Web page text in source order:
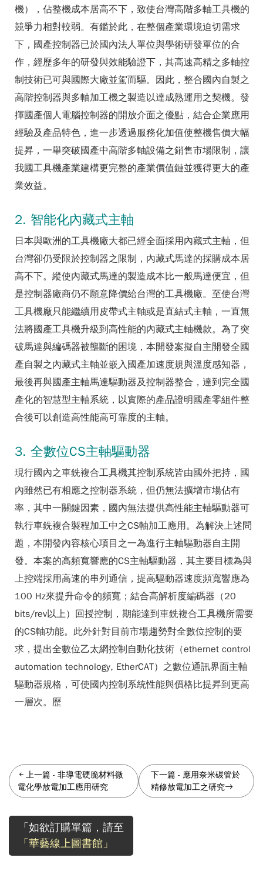
機），佔整機成本居高不下，致使台灣高階多軸工具機的
競爭力相對較弱。有鑑於此，在整個產業環境迫切需求
下，國產控制器已於國內法人單位與學術研發單位的合
作，經歷多年的研發與效能驗證下，其高速高精之多軸控
制技術已可與國際大廠並駕而驅。因此，整合國內自製之
高階控制器與多軸加工機之製造以達成熟運用之契機。發
揮國產個人電腦控制器的開放介面之優點，結合企業應用
經驗及產品特色，進一步透過服務化加值使整機售價大幅
提昇，一舉突破國產中高階多軸設備之銷售市場限制，讓
我國工具機產業建構更完整的產業價值鏈並獲得更大的產
業效益。
2. 智能化內藏式主軸
日本與歐洲的工具機廠大都已經全面採用內藏式主軸，但
台灣卻仍受限於控制器之限制，內藏式馬達的採購成本居
高不下。縱使內藏式馬達的製造成本比一般馬達便宜，但
是控制器廠商仍不願意降價給台灣的工具機廠。至使台灣
工具機廠只能繼續用皮帶式主軸或是直結式主軸，一直無
法將國產工具機升級到高性能的內藏式主軸機款。為了突
破馬達與編碼器被壟斷的困境，本開發案擬自主開發全國
產自製之內藏式主軸並嵌入國產加速度規與溫度感知器，
最後再與國產主軸馬達驅動器及控制器整合，達到完全國
產化的智慧型主軸系統，以實際的產品證明國產零組件整
合後可以創造高性能高可靠度的主軸。
3. 全數位CS主軸驅動器
現行國內之車銑複合工具機其控制系統皆由國外把持，國
內雖然已有相應之控制器系統，但仍無法擴增市場佔有
率，其中一關鍵因素，國內無法提供高性能主軸驅動器可
執行車銑複合製程加工中之CS軸加工應用。為解決上述問
題，本開發內容核心項目之一為進行主軸驅動器自主開
發。本案的高頻寬響應的CS主軸驅動器，其主要目標為與
上控端採用高速的串列通信，提高驅動器速度頻寬響應為
100 Hz來提升命令的頻寬；結合高解析度編碼器（20
bits/rev以上）回授控制，期能達到車銑複合工具機所需要
的CS軸功能。此外針對目前市場趨勢對全數位控制的要
求，提出全數位乙太網控制自動化技術（ethernet control
automation technology, EtherCAT）之數位通訊界面主軸
驅動器規格，可使國內控制系統性能與價格比提昇到更高
一層次。歷
上一篇 - 非導電硬脆材料微
電化學放電加工應用研究
下一篇- 應用奈米碳管於
精修放電加工之研究
「如欲訂購單篇，請至
「華藝線上圖書館」